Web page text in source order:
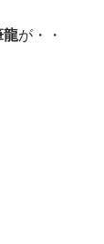
龍が・・